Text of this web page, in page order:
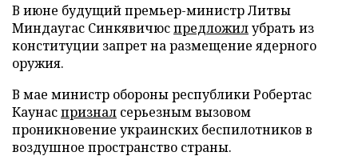
В июне будущий премьер-министр Литвы
Миндаугас Синкявичюспредложилубрать из
конституции запрет на размещение ядерного
оружия.
В мае министр обороны республики Робертас
Каунаспризнал серьезным вызовом
проникновение украинских беспилотников в
воздушное пространство страны.